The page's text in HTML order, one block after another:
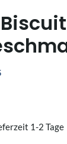
1-2 Tage